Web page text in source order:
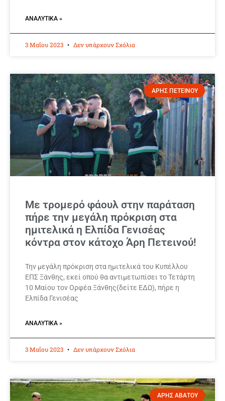
ΑΝΑΛΥΤΙΚΆ »
3 Μαΐου 2023 Δεν υπάρχουν Σχόλια
ΑΡΗΣ ΠΕΤΕΙΝΟΥ
Με τρομερό φάουλ στην παράταση
πήρε την μεγάλη πρόκριση στα
ημιτελικά η Ελπίδα Γενισέας
κόντρα στον κάτοχο Άρη Πετεινού!
Την μεγάλη πρόκριση στα ημιτελικά του Κυπέλλου
ΕΠΣ Ξάνθης, εκεί οπού θα αντιμετωπίσει το Τετάρτη
10 Μαίου τον Ορφέα Ξάνθης(δείτε ΕΔΩ), πήρε η
Ελπίδα Γενισέας
ΑΝΑΛΥΤΙΚΆ »
3 Μαΐου 2023 Δεν υπάρχουν Σχόλια
ΑΡΗΣ ΑΒΑΤΟΥ